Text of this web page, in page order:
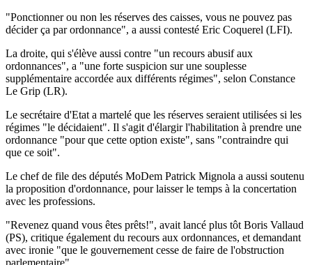
"Ponctionner ou non les réserves des caisses, vous ne pouvez pas
décider ça par ordonnance", a aussi contesté Eric Coquerel (LFI).
La droite, qui s'élève aussi contre "un recours abusif aux
ordonnances", a "une forte suspicion sur une souplesse
supplémentaire accordée aux différents régimes", selon Constance
Le Grip (LR).
Le secrétaire d'Etat a martelé que les réserves seraient utilisées si les
régimes "le décidaient". Il s'agit d'élargir l'habilitation à prendre une
ordonnance "pour que cette option existe", sans "contraindre qui
que ce soit".
Le chef de file des députés MoDem Patrick Mignola a aussi soutenu
la proposition d'ordonnance, pour laisser le temps à la concertation
avec les professions.
"Revenez quand vous êtes prêts!", avait lancé plus tôt Boris Vallaud
(PS), critique également du recours aux ordonnances, et demandant
avec ironie "que le gouvernement cesse de faire de l'obstruction
parlementaire".